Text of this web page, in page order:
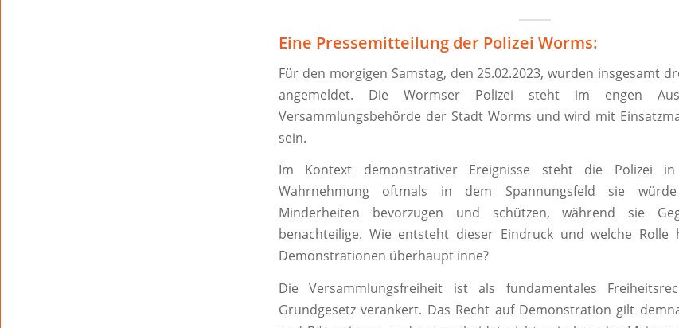
Eine Pressemitteilung der Polizei Worms:
Für den morgigen Samstag, den 25.02.2023, wurden insgesamt
angemeldet. Die Wormser Polizei steht im engen
Versammlungsbehörde der Stadt Worms und wird mit
sein.
Im Kontext demonstrativer Ereignisse steht die Polizei
Wahrnehmung oftmals in dem Spannungsfeld sie würde
Minderheiten bevorzugen und schützen, während sie
benachteilige. Wie entsteht dieser Eindruck und welche Rolle
Demonstrationen überhaupt inne?
Die Versammlungsfreiheit ist als fundamentales
Grundgesetz verankert. Das Recht auf Demonstration gilt